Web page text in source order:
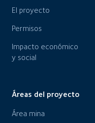
El proyecto
Permisos
Impacto económico
y social
Áreas del proyecto
Área mina